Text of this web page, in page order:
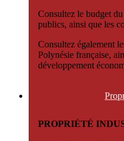
Consultez le budget du
publics, ainsi que les
Consultez également
Polynésie française,
développement
PROPRIÉTÉ